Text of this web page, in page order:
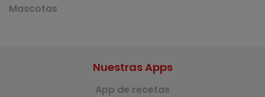
Mascotas
Nuestras Apps
App de recetas